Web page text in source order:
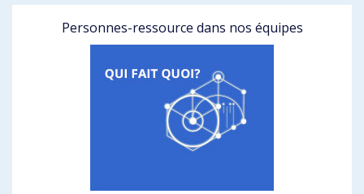
Personnes-ressource dans nos équipes